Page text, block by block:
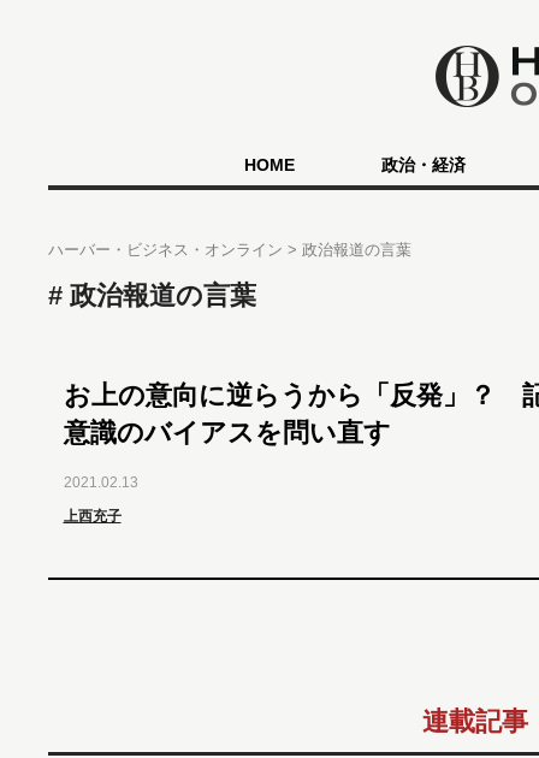
HOME 政治・経済
ハーバー・ビジネス・オンライン 政治報道の言葉
政治報道の言葉
お上の意向に逆らうから「反発」？
意識のバイアスを問い直す
2021.02.13
上西充子
連載記事